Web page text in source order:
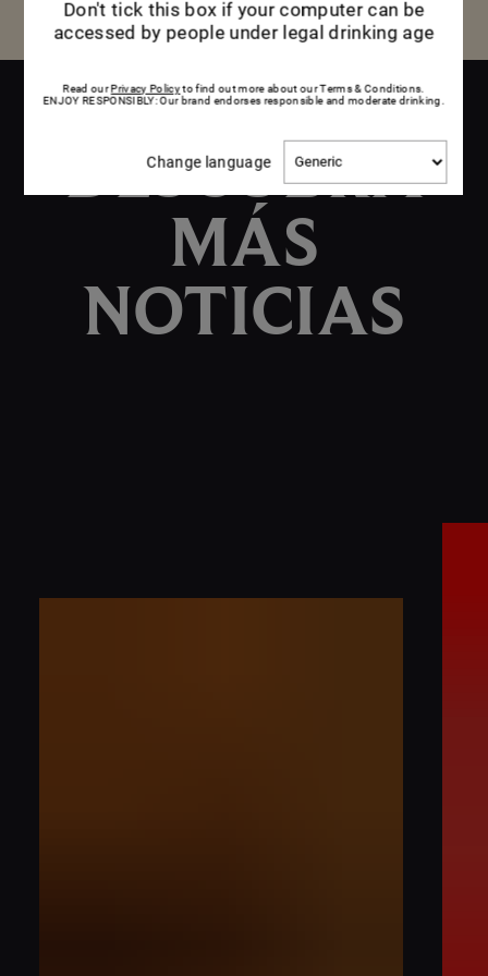
DESCUBRA
MÁS
NOTICIAS
Don't tick this box if your computer can be
accessed by people under legal drinking age
Read ourPrivacy Policyto find out more about our Terms & Conditions.
ENJOY RESPONSIBLY: Our brand endorses responsible and moderate drinking.
Change languageChange
language